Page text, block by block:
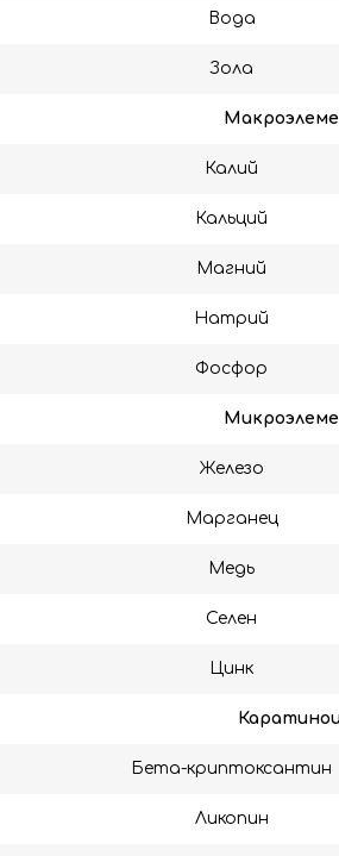
Вода
Зола
Калий
Кальций
Магний
Натрий
Фосфор
Железо
Марганец
Медь
Селен
Цинк
Бета-криптоксантин
Ликопин